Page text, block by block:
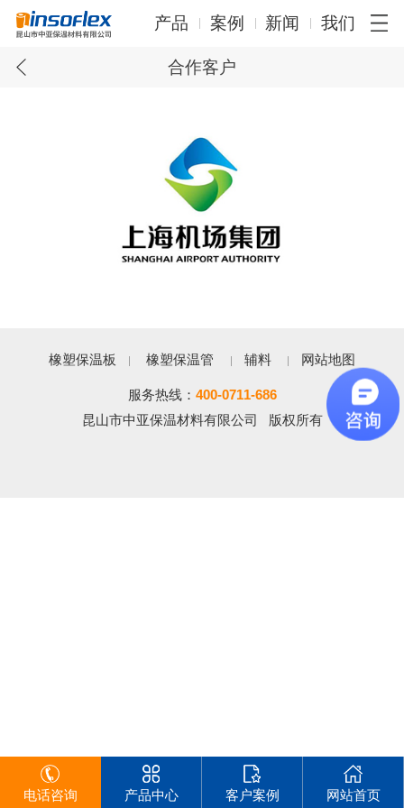
产品 案例 新闻 我们
合作客户
橡塑保温板 橡塑保温管 辅料 网站地图
服务热线： 400-0711-686
昆山市中亚保温材料有限公司 版权所有
电话咨询 产品中心 客户案例 网站首页